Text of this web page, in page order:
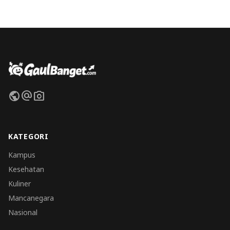
publicalternate_emailphoto_camera
KATEGORI
Kampus
Kesehatan
Kuliner
Mancanegara
Nasional